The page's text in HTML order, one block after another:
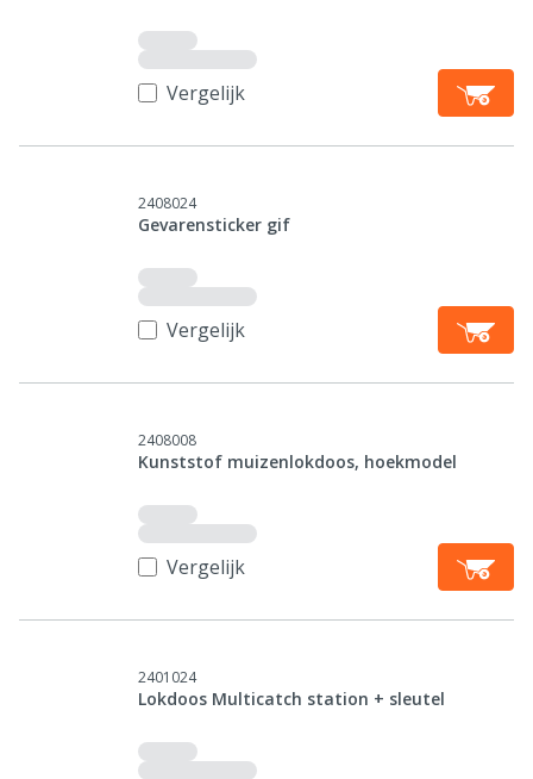
Vergelijk
2408024
Gevarensticker gif
Vergelijk
2408008
Kunststof muizenlokdoos, hoekmodel
Vergelijk
2401024
Lokdoos Multicatch station + sleutel